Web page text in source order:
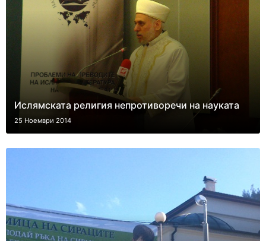
Ислямската религия непротиворечи на науката
25 Ноември 2014